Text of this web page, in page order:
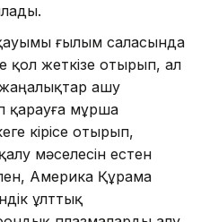
ғылым саласында
қол жеткізе отырып, ал
ашу
қарауға мұрша
кірісе отырып,
мәселесін естен
Америка Құрама
ұлттық